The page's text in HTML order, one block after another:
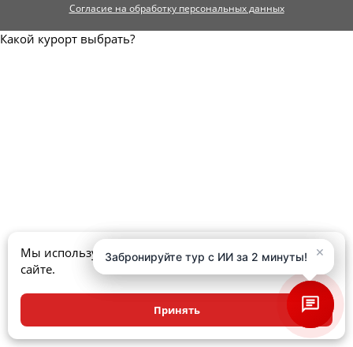
Согласие на обработку персональных данных
Мы используем куки, чтобы улучшить ваш опыт на
сайте.
Принять
×
Забронируйте тур с ИИ за 2 минуты! ×
Забронируйте тур с ИИ за 2 минуты!
Какой курорт выбрать?